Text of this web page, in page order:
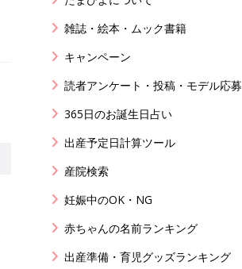
雑誌・絵本・ムック書籍
キャンペーン
読者アンケート・投稿・モデル応募
365日のお誕生日占い
出産予定日計算ツール
産院検索
妊娠中のOK・NG
赤ちゃんの名前ランキング
出産準備・育児グッズランキング